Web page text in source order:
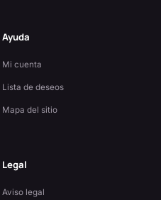
Ayuda
Mi cuenta
Lista de deseos
Mapa del sitio
Legal
Aviso legal